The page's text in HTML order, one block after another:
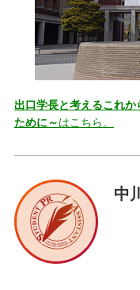
出口学長と考えるこれ
ために～はこちら。
中